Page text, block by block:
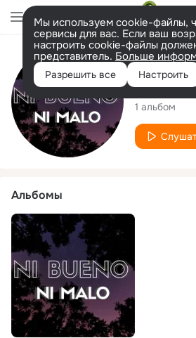
Мы используем cookie-файлы,
сервисы для вас. Если ваш
настроить cookie-файлы
представитель. Больше
Разрешить все Настроить
Jorge
1 альбом
Альбомы